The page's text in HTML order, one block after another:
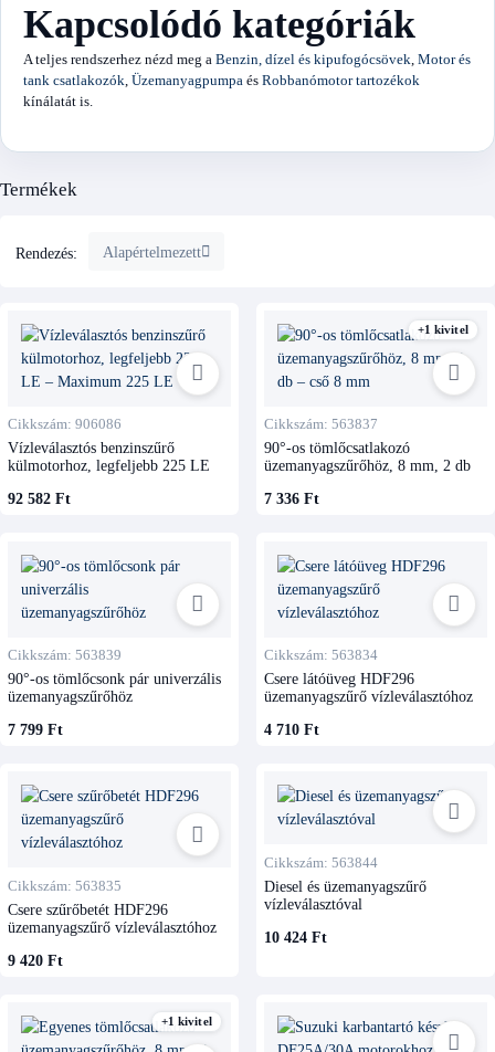
Kapcsolódó kategóriák
A teljes rendszerhez nézd meg a Benzin, dízel és kipufogócsövek Motor és
tank csatlakozók Üzemanyagpumpa és Robbanómotor tartozékok
kínálatát is.
Termékek
Rendezés: Alapértelmezett
Cikkszám: 906086
Vízleválasztós benzinszűrő
külmotorhoz, legfeljebb 225 LE
92 582 Ft
+1 kivitel
Cikkszám: 563837
90°-os tömlőcsatlakozó
üzemanyagszűrőhöz, 8 mm, 2 db
7 336 Ft
Cikkszám: 563839
90°-os tömlőcsonk pár univerzális
üzemanyagszűrőhöz
7 799 Ft
Cikkszám: 563834
Csere látóüveg HDF296
üzemanyagszűrő vízleválasztóhoz
4 710 Ft
Cikkszám: 563835
Csere szűrőbetét HDF296
üzemanyagszűrő vízleválasztóhoz
9 420 Ft
Cikkszám: 563844
Diesel és üzemanyagszűrő
vízleválasztóval
10 424 Ft
+1 kivitel